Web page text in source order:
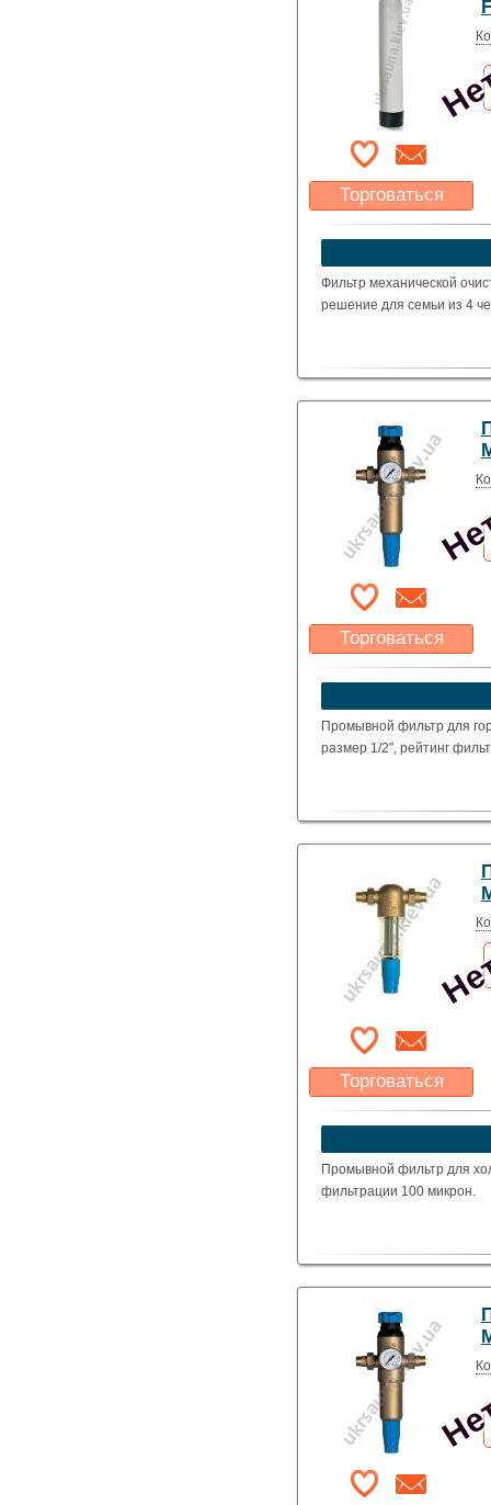
Торговаться
Какая цена Вас
устроит?
Фильтр механической
решение для семьи из 4
Торговаться
Какая цена Вас
устроит?
Указать цену
Промывной фильтр для
размер 1/2″, рейтинг
Торговаться
Какая цена Вас
устроит?
Указать цену
Промывной фильтр для
фильтрации 100 микрон.